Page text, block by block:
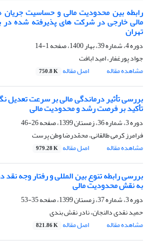
رابطه بین محدودیت مالی و حساسیت جریان
مالی خارجی در شرکت های پذیرفته شده در
تهران
دوره 4، شماره 39، بهار 1400، صفحه
1-14
جواد پورغفار، امید ابافت
مشاهده مقاله
اصل مقاله 750.8 K
بررسی تأثیر درماندگی مالی بر سرعت تعدیل
تأکید بر فرصت رشد و محدودیت مالی
دوره 3، شماره 36، زمستان 1399، صفحه
26-46
فرامرز کرمی طالقانی، محمّدرضا وطن پرست
مشاهده مقاله
اصل مقاله 979.28 K
بررسی رابطه تنوع بین المللی و رفتار وجه
به نقش محدودیت مالی
دوره 3، شماره 37، زمستان 1399، صفحه
35-53
حمید نقدی دالنجان، نادر نقش بندی
مشاهده مقاله
اصل مقاله 821.86 K